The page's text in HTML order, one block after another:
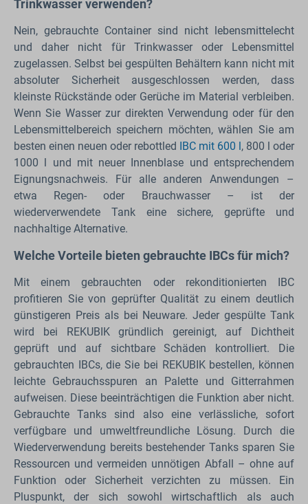
Trinkwasser verwenden?
Nein, gebrauchte Container sind nicht lebensmittelecht
und daher nicht für Trinkwasser oder Lebensmittel
zugelassen. Selbst bei gespülten Behältern kann nicht mit
absoluter Sicherheit ausgeschlossen werden, dass
kleinste Rückstände oder Gerüche im Material verbleiben.
Wenn Sie Wasser zur direkten Verwendung oder für den
Lebensmittelbereich speichern möchten, wählen Sie am
besten einen neuen oder rebottled IBC mit 600 l, 800 l oder
1000 l und mit neuer Innenblase und entsprechendem
Eignungsnachweis. Für alle anderen Anwendungen –
etwa Regen- oder Brauchwasser – ist der
wiederverwendete Tank eine sichere, geprüfte und
nachhaltige Alternative.
Welche Vorteile bieten gebrauchte IBCs für mich?
Mit einem gebrauchten oder rekonditionierten IBC
profitieren Sie von geprüfter Qualität zu einem deutlich
günstigeren Preis als bei Neuware. Jeder gespülte Tank
wird bei REKUBIK gründlich gereinigt, auf Dichtheit
geprüft und auf sichtbare Schäden kontrolliert. Die
gebrauchten IBCs, die Sie bei REKUBIK bestellen, können
leichte Gebrauchsspuren an Palette und Gitterrahmen
aufweisen. Diese beeinträchtigen die Funktion aber nicht.
Gebrauchte Tanks sind also eine verlässliche, sofort
verfügbare und umweltfreundliche Lösung. Durch die
Wiederverwendung bereits bestehender Tanks sparen Sie
Ressourcen und vermeiden unnötigen Abfall – ohne auf
Funktion oder Sicherheit verzichten zu müssen. Ein
Pluspunkt, der sich sowohl wirtschaftlich als auch